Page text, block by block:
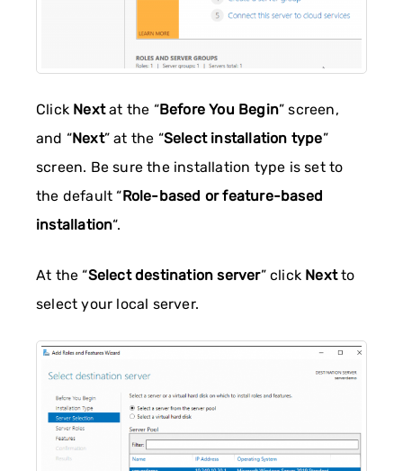
Click Nextat the “Before You Begin” screen,
and “Next” at the “Select installation type”
screen. Be sure the installation type is set to
the default “Role-based or feature-based
installation“.
At the “Select destination server” click Nextto
select your local server.